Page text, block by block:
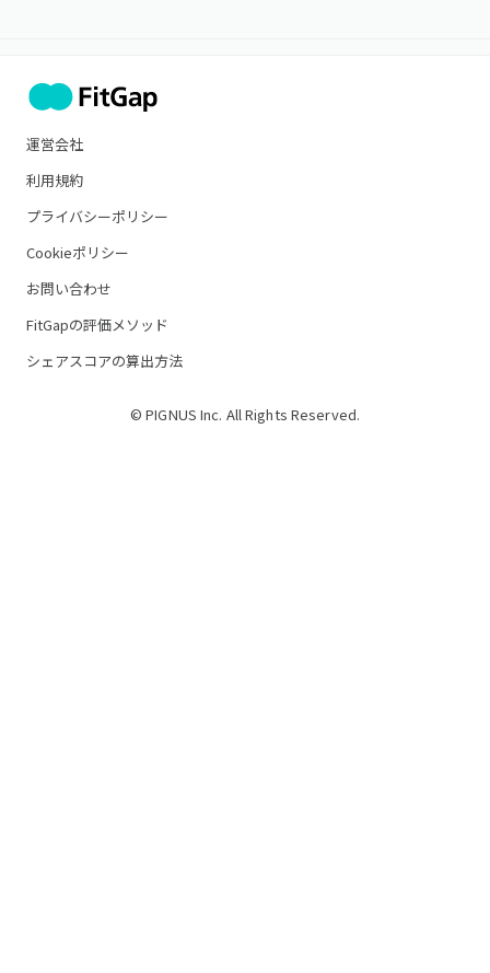
運営会社
利用規約
プライバシーポリシー
Cookieポリシー
お問い合わせ
FitGapの評価メソッド
シェアスコアの算出方法
© PIGNUS Inc. All Rights Reserved.